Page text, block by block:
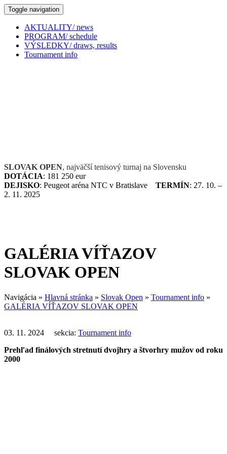
Toggle navigation
AKTUALITY/ news
PROGRAM/ schedule
VÝSLEDKY/ draws, results
Tournament info
SLOVAK OPEN, najväčší tenisový turnaj na Slovensku
DOTÁCIA: 181 250 eur
DEJISKO: Peugeot aréna NTC v Bratislave TERMÍN: 27. 10. –
2. 11. 2025
GALÉRIA VÍŤAZOV
SLOVAK OPEN
Navigácia » Hlavná stránka » Slovak Open » Tournament info »
GALÉRIA VÍŤAZOV SLOVAK OPEN
03. 11. 2024 sekcia: Tournament info
Prehľad finálových stretnutí dvojhry a štvorhry mužov od roku
2000